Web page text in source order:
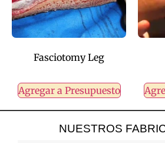
Fasciotomy Leg
Agregar a Presupuesto
NUESTROS